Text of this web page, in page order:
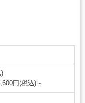
)
円(税込)～